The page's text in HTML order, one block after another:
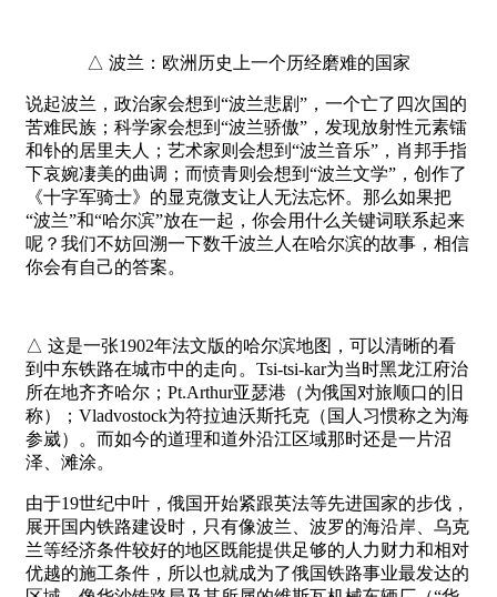
△ 波兰：欧洲历史上一个历经磨难的国家
说起波兰，政治家会想到“波兰悲剧”，一个亡了四次国的
苦难民族；科学家会想到“波兰骄傲”，发现放射性元素镭
和钋的居里夫人；艺术家则会想到“波兰音乐”，肖邦手指
下哀婉凄美的曲调；而愤青则会想到“波兰文学”，创作了
《十字军骑士》的显克微支让人无法忘怀。那么如果把
“波兰”和“哈尔滨”放在一起，你会用什么关键词联系起来
呢？我们不妨回溯一下数千波兰人在哈尔滨的故事，相信
你会有自己的答案。
△ 这是一张1902年法文版的哈尔滨地图，可以清晰的看
到中东铁路在城市中的走向。Tsi-tsi-kar为当时黑龙江府治
所在地齐齐哈尔；Pt.Arthur亚瑟港（为俄国对旅顺口的旧
称）；Vladvostock为符拉迪沃斯托克（国人习惯称之为海
参崴）。而如今的道理和道外沿江区域那时还是一片沼
泽、滩涂。
由于19世纪中叶，俄国开始紧跟英法等先进国家的步伐，
展开国内铁路建设时，只有像波兰、波罗的海沿岸、乌克
兰等经济条件较好的地区既能提供足够的人力财力和相对
优越的施工条件，所以也就成为了俄国铁路事业最发达的